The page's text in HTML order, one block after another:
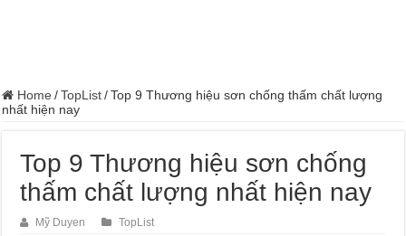
Home / TopList / Top 9 Thương hiệu sơn chống thấm chất lượng
nhất hiện nay
Top 9 Thương hiệu sơn chống
thấm chất lượng nhất hiện nay
Mỹ Duyen TopList